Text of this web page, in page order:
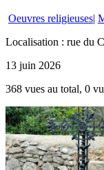
Oeuvres religieuses|
Localisation : rue du
13 juin 2026
368 vues au total, 0